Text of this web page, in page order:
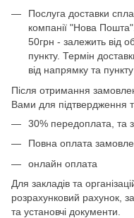
Послуга доставки
компанії "Нова
50грн - залежить від
пункту. Термін
від напрямку та
Після отримання
Вами для підтвердження
30% передоплата, та
Повна оплата
онлайн оплата
Для закладів та
розрахунковий рахунок,
та установчі документи.